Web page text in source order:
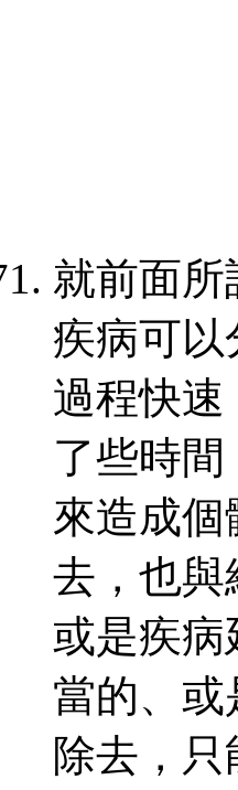
就前面所
疾病可
過程快
了些時間
來造成
去，也與
或是疾病
當的、
除去，